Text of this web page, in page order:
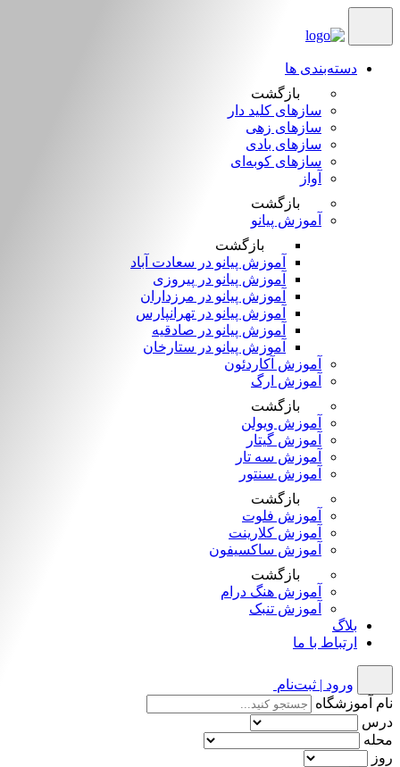
دسته‌بندی ها
بازگشت
سازهای کلید دار
سازهای زهی
سازهای بادی
سازهای کوبه‌‎ای
آواز
بازگشت
آموزش پیانو
بازگشت
آموزش پیانو در سعادت آباد
آموزش پیانو در پیروزی
آموزش پیانو در مرزداران
آموزش پیانو در تهرانپارس
آموزش پیانو در صادقیه
آموزش پیانو در ستارخان
آموزش آکاردئون
آموزش ارگ
بازگشت
آموزش ویولن
آموزش گیتار
آموزش سه تار
آموزش سنتور
بازگشت
آموزش فلوت
آموزش کلارینت
آموزش ساکسیفون
بازگشت
آموزش هنگ درام
آموزش تنبک
بلاگ
ارتباط با ما
ورود | ثبت‌نام
نام آموزشگاه
درس
محله
روز